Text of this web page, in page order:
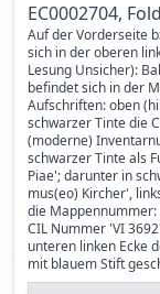
EC0002704,
Auf der Vorderseite
sich in der oberen
Lesung Unsicher):
befindet sich in der
Aufschriften: oben
schwarzer Tinte die
(moderne)
schwarzer Tinte als
Piae'; darunter in
mus(eo) Kircher',
die
CIL Nummer 'VI
unteren linken Ecke
mit blauem Stift